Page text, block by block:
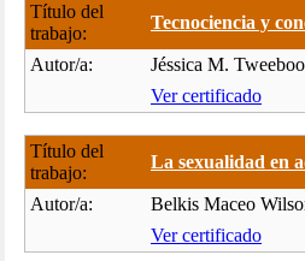
Título del
trabajo:
Tecnociencia y
Autor/a:
Jéssica M.
Ver certificado
Título del
trabajo:
La sexualidad en
Autor/a:
Belkis Maceo
Ver certificado